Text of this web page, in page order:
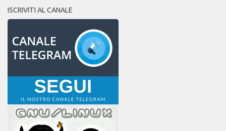
ISCRIVITI AL CANALE